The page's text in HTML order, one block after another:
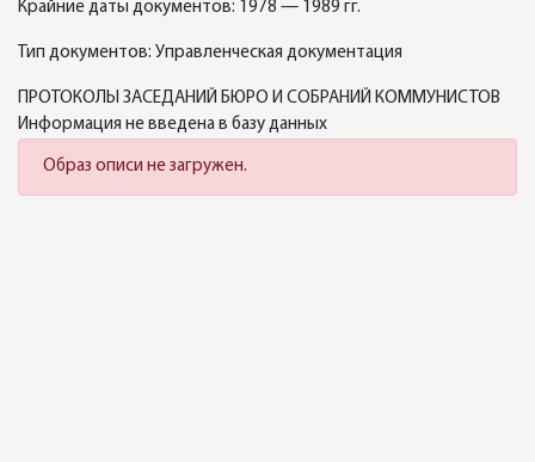
Крайние даты документов: 1978 — 1989 гг.
Тип документов: Управленческая документация
ПРОТОКОЛЫ ЗАСЕДАНИЙ БЮРО И СОБРАНИЙ КОММУНИСТОВ
Информация не введена в базу данных
Образ описи не загружен.